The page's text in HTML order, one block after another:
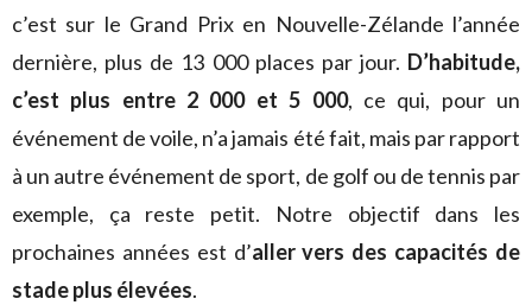
c’est sur le Grand Prix en Nouvelle-Zélande l’année
dernière, plus de 13 000 places par jour. D’habitude,
c’est plus entre 2 000 et 5 000, ce qui, pour un
événement de voile, n’a jamais été fait, mais par rapport
à un autre événement de sport, de golf ou de tennis par
exemple, ça reste petit. Notre objectif dans les
prochaines années est d’aller vers des capacités de
stade plus élevées.